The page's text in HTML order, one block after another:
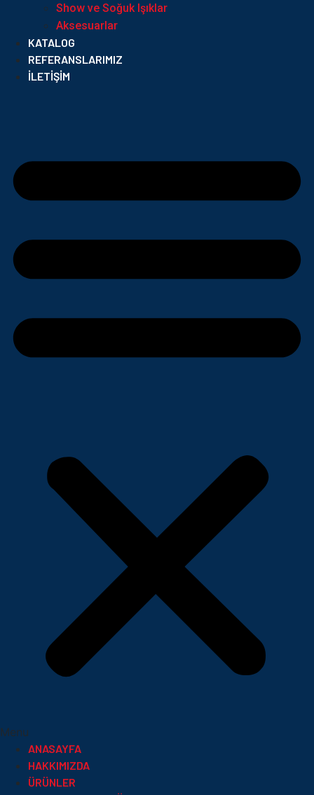
Show ve Soğuk Işıklar
Aksesuarlar
KATALOG
REFERANSLARIMIZ
İLETIŞIM
Menu
ANASAYFA
HAKKIMIZDA
ÜRÜNLER